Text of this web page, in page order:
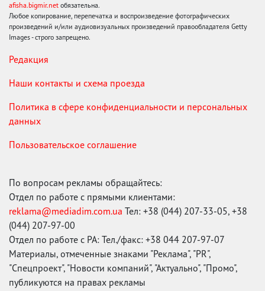
afisha.bigmir.net обязательна.
Любое копирование, перепечатка и воспроизведение фотографических
произведений и/или аудиовизуальных произведений правообладателя Getty
Images - строго запрещено.
Редакция
Наши контакты и схема проезда
Политика в сфере конфиденциальности и персональных
данных
Пользовательское соглашение
По вопросам рекламы обращайтесь:
Отдел по работе с прямыми клиентами:
reklama@mediadim.com.ua Тел: +38 (044) 207-33-05, +38
(044) 207-97-00
Отдел по работе с РА: Тел./факс: +38 044 207-97-07
Материалы, отмеченные знаками "Реклама", "PR",
"Спецпроект", "Новости компаний", "Актуально", "Промо",
публикуются на правах рекламы